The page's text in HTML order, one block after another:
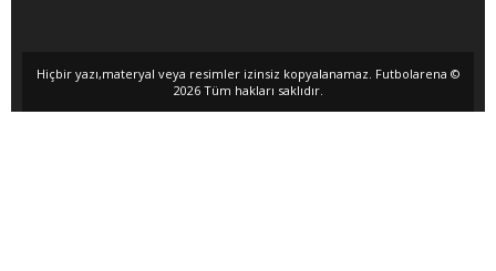
Hiçbir yazı,materyal veya resimler izinsiz kopyalanamaz. Futbolarena ©
2026 Tüm hakları saklıdır.